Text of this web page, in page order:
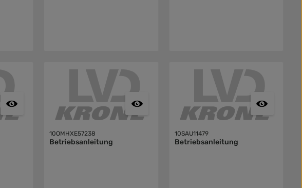
10OMHXE57238
Betriebsanleitung
10SAU11479
Betriebsanleitung